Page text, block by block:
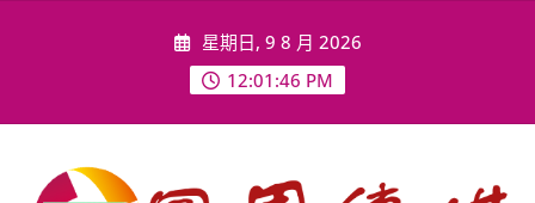
星期日, 9 8 月 2026
12:01:48 PM